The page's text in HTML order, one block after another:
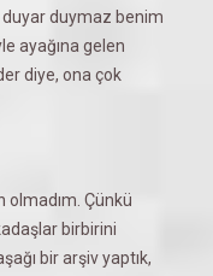
duyar duymaz benim
ayağına gelen
diye, ona çok
olmadım. Çünkü
birbirini
bir arşiv yaptık,